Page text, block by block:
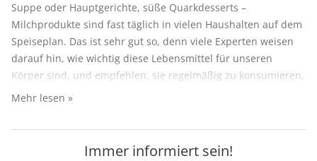
Suppe oder Hauptgerichte, süße Quarkdesserts –
Milchprodukte sind fast täglich in vielen Haushalten auf dem
Speiseplan. Das ist sehr gut so, denn viele Experten weisen
darauf hin, wie wichtig diese Lebensmittel für unseren
Körper sind, und empfehlen, sie regelmäßig zu konsumieren,
um unserem Organismus wichtige Proteine, Vitamine und
zu gestalten, kaufen Sie Milchprodukte online in Deutschland
auf unserer Website. Dies ist sehr einfach und schnell, und
Mehr lesen »
Immer informiert sein!